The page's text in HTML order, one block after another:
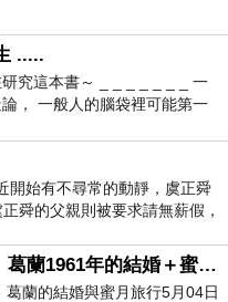
安監局、省旅遊局
客運企業、客運車
治行動。晚8點後，
我省暫停審批1000
，對現有的長途客
所有長途車站20時以
長途客車一律不得上
換人、落地休息制
駛。確保駕駛員24小
.....
究這本書～ _ _ _ _ _ _ _ 一
， 一般人的腦袋裡可能第一
科
始有不尋常的動靜，虞正舜
舜的父親則被要求請無薪假，
AI「曼波女郎」葛蘭1961年的結婚＋蜜月旅行 #戀上老電影 #葛蘭 #粟子
葛蘭的結婚與蜜月旅行5月04日